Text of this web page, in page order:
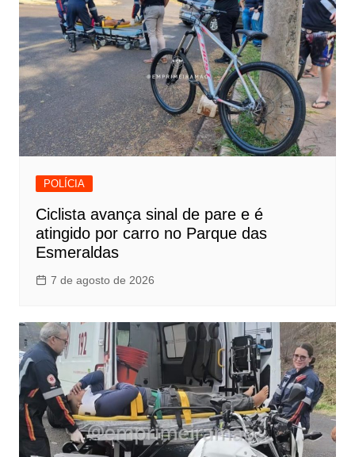
POLÍCIA
Ciclista avança sinal de pare e é
atingido por carro no Parque das
Esmeraldas
7 de agosto de 2026